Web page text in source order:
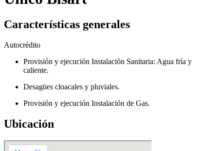
Características generales
Autocrédito
Provisión y ejecución Instalación Sanitaria: Agua fría y
caliente.
Desagües cloacales y pluviales.
Provisión y ejecución Instalación de Gas.
Ubicación